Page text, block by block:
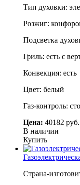
Тип духовки:
Розжиг:
Подсветка
Гриль: есть с
Конвекция: есть
Цвет: белый
Газ-контроль:
Цена: 40182 руб.
В наличии
Купить
Страна-